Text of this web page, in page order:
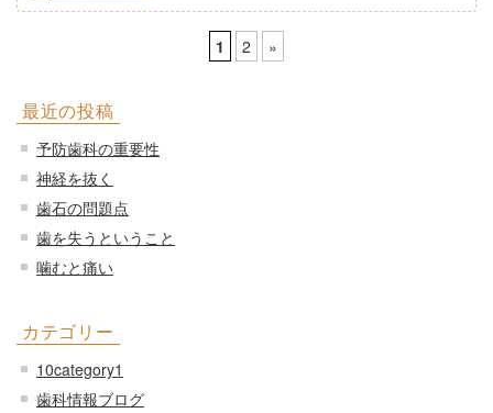
1 2 »
最近の投稿
予防歯科の重要性
神経を抜く
歯石の問題点
歯を失うということ
噛むと痛い
カテゴリー
10category1
歯科情報ブログ